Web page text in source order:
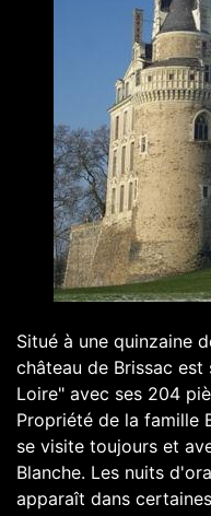
Situé à une quinzaine
château de Brissac
Loire" avec ses 204
Propriété de la famille
se visite toujours et
Blanche. Les nuits
apparaît dans